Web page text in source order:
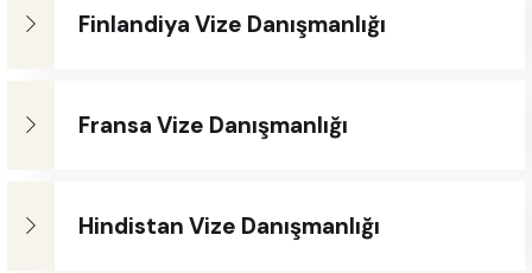
Finlandiya Vize Danışmanlığı
Fransa Vize Danışmanlığı
Hindistan Vize Danışmanlığı